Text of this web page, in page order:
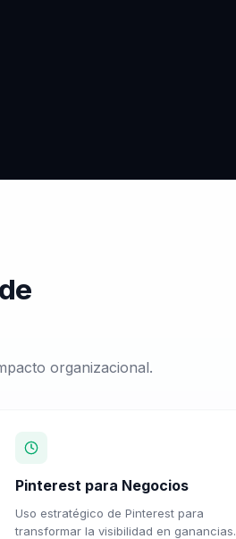
organizacional.
Pinterest para Negocios
Uso estratégico de Pinterest para
transformar la visibilidad en ganancias.